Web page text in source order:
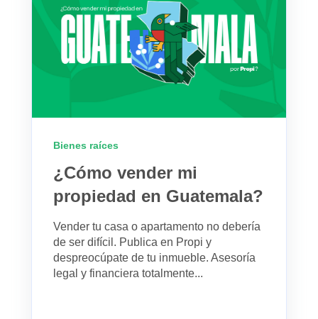
Bienes raíces
¿Cómo vender mi
propiedad en Guatemala?
Vender tu casa o apartamento no debería
de ser difícil. Publica en Propi y
despreocúpate de tu inmueble. Asesoría
legal y financiera totalmente...